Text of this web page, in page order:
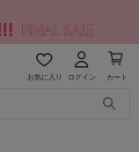
お気に入り ログイン カート